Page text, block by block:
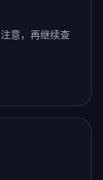
意，再继续查